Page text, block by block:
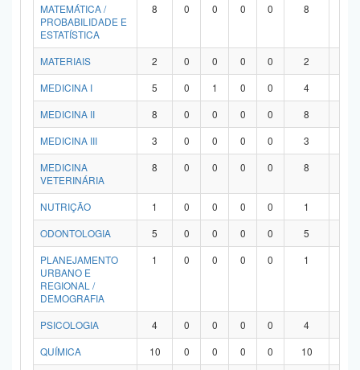
MATEMÁTICA /
PROBABILIDADE E
ESTATÍSTICA
8 0 0 0 0 8
MATERIAIS 2 0 0 0 0 2
MEDICINA I
5 0 1 0 0 4
MEDICINA II
8 0 0 0 0 8
MEDICINA III
3 0 0 0 0 3
MEDICINA
VETERINÁRIA
8 0 0 0 0 8
NUTRIÇÃO 1 0 0 0 0 1
ODONTOLOGIA
5 0 0 0 0 5
PLANEJAMENTO
URBANO E
REGIONAL /
DEMOGRAFIA
1 0 0 0 0 1
PSICOLOGIA 4 0 0 0 0 4
QUÍMICA
10 0 0 0 0 10